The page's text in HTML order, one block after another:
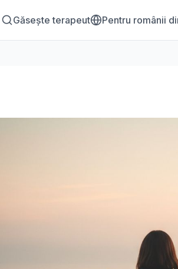
Găsește terapeut Pentru românii